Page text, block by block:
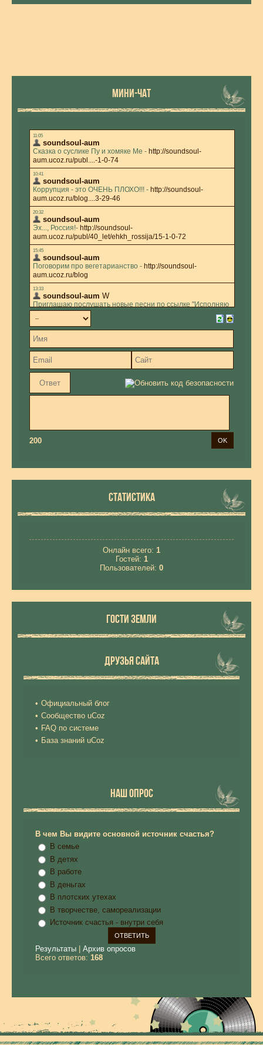
МИНИ-ЧАТ
200
СТАТИСТИКА
Онлайн всего: 1
Гостей: 1
Пользователей: 0
ГОСТИ ЗЕМЛИ
ДРУЗЬЯ САЙТА
Официальный блог
Сообщество uCoz
FAQ по системе
База знаний uCoz
НАШ ОПРОС
В чем Вы видите основной источник счастья?
В семье
В детях
В работе
В деньгах
В плотских утехах
В творчестве, самореализации
Источник счастья - внутри себя
Результаты
Архив опросов
Всего ответов: 168